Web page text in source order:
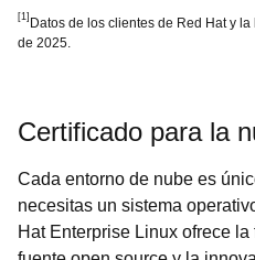
[1] Datos de los clientes de Red Hat y la
de 2025.
Certificado para la
Cada entorno de nube es
necesitas un sistema
Hat Enterprise Linux ofrece